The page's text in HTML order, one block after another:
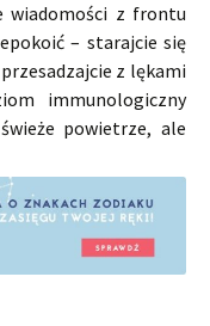
wiadomości z frontu
– starajcie się
z lękami
immunologiczny
powietrze, ale